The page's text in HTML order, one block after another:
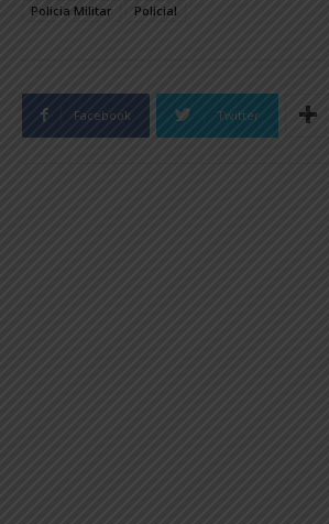
Policia Militar
Policial
Facebook Twitter